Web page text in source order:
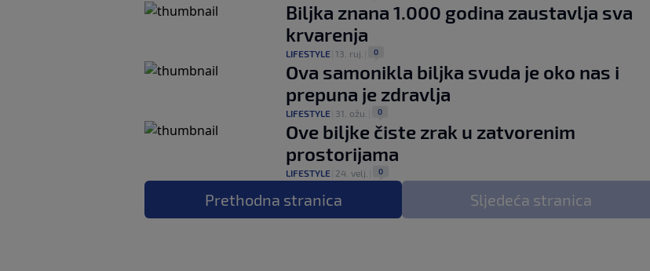
Biljka znana 1.000 godina zaustavlja sva
krvarenja
LIFESTYLE 13. ruj. 0
Ova samonikla biljka svuda je oko nas i
prepuna je zdravlja
LIFESTYLE 31. ožu. 0
Ove biljke čiste zrak u zatvorenim
prostorijama
LIFESTYLE 24. velj. 0
Prethodna stranica Sljedeća stranica